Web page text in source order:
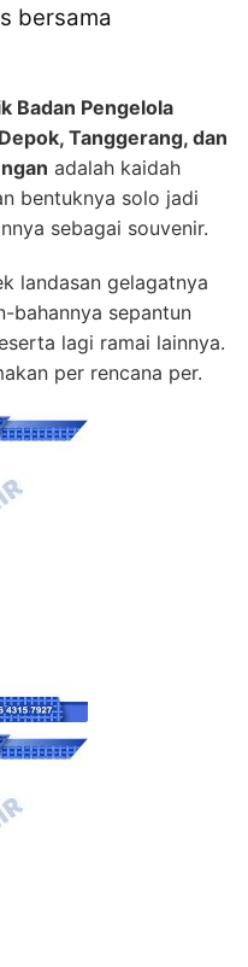
bersama
Badan Pengelola
Tanggerang, dan
adalah kaidah
bentuknya solo jadi
sebagai souvenir.
landasan gelagatnya
bahannya sepantun
lagi ramai lainnya.
per rencana per.